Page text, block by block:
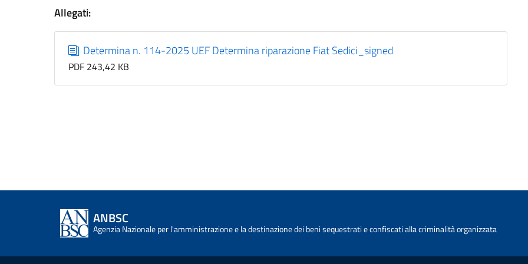
Allegati:
Determina n. 114-2025 UEF Determina riparazione Fiat Sedici_signed
PDF 243,42 KB
ANBSC
Agenzia Nazionale per l'amministrazione e la destinazione dei beni sequestrati e confiscati alla criminalità organizzata